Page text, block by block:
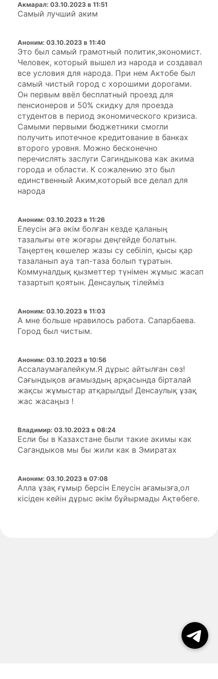
Акмарал: 03.10.2023 в 11:51
Самый лучший аким
Аноним: 03.10.2023 в 11:40
Это был самый грамотный политик,экономист.
Человек, который вышел из народа и создавал
все условия для народа. При нем Актобе был
самый чистый город с хорошими дорогами.
Он первым ввёл бесплатный проезд для
пенсионеров и 50% скидку для проезда
студентов в период экономического кризиса.
Самыми первыми бюджетники смогли
получить ипотечное кредитование в банках
второго уровня. Можно бесконечно
перечислять заслуги Сагиндыкова как акима
города и области. К сожалению это был
единственный Аким,который все делал для
народа
Аноним: 03.10.2023 в 11:26
Елеусін аға әкім болған кезде қаланың
тазалығы өте жоғары деңгейде болатын.
Таңертең көшелер жазы су себіліп, қысы қар
тазаланып ауа тап-таза болып тұратын.
Коммуналдық қызметтер түнімен жұмыс жасап
тазартып қоятын. Денсаулық тілейміз
Аноним: 03.10.2023 в 11:03
А мне больше нравилось работа. Сапарбаева.
Город был чистым.
Аноним: 03.10.2023 в 10:56
Ассалаумағалейкум.Я дұрыс айтылған сөз!
Сағындықов ағамыздың арқасында бірталай
жақсы жұмыстар атқарылды! Денсаулық ұзақ
жас жасаңыз !
Владимир: 03.10.2023 в 08:24
Если бы в Казахстане были такие акимы как
Сагандыков мы бы жили как в Эмиратах
Аноним: 03.10.2023 в 07:08
Алла ұзақ ғұмыр берсін Елеусін ағамызға,ол
кісіден кейін дұрыс әкім бұйырмады Ақтөбеге.